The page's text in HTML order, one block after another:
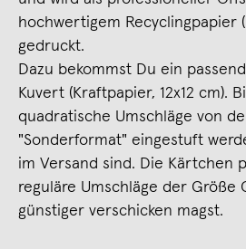
hochwertigem Recyclingpapier
gedruckt.
Dazu bekommst Du ein
Kuvert (Kraftpapier, 12x12 cm).
quadratische Umschläge von
"Sonderformat" eingestuft
im Versand sind. Die Kärtchen
reguläre Umschläge der Größe
günstiger verschicken magst.